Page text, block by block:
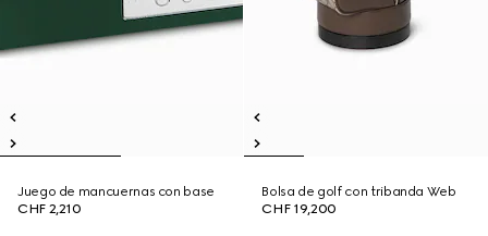
Juego de mancuernas con base
CHF 2,210
Bolsa de golf con tribanda Web
CHF 19,200